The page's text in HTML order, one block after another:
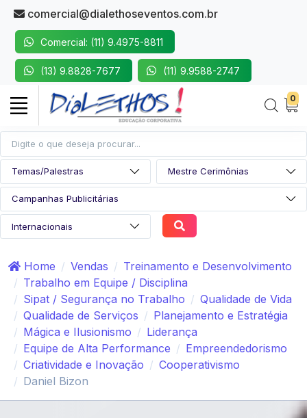
comercial@dialethoseventos.com.br
Comercial: (11) 9.4975-8811
(13) 9.8828-7677 (11) 9.9588-2747
0
Home Vendas
Treinamento e Desenvolvimento
Trabalho em Equipe / Disciplina
Sipat / Segurança no Trabalho
Qualidade de Vida
Qualidade de Serviços
Planejamento e Estratégia
Mágica e Ilusionismo
Liderança
Equipe de Alta Performance
Empreendedorismo
Criatividade e Inovação
Cooperativismo
Daniel Bizon